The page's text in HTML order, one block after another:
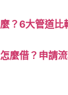
？6大管道
麼借？申請